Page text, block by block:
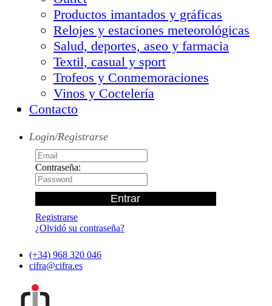
Productos imantados y gráficas
Relojes y estaciones meteorológicas
Salud, deportes, aseo y farmacia
Textil, casual y sport
Trofeos y Conmemoraciones
Vinos y Coctelería
Contacto
Login/Registrarse
Contraseña:
Registrarse
¿Olvidó su contraseña?
(+34) 968 320 046
cifra@cifra.es